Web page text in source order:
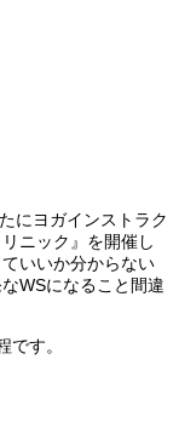
にヨガインストラク
ニック』を開催し
いいか分からない
WSになること間違
す。